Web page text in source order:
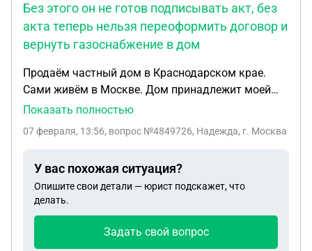
Без этого он не готов подписывать акт, без
акта теперь нельзя переоформить договор и
вернуть газоснабжение в дом
Продаём частный дом в Краснодарском крае.
Сами живём в Москве. Дом принадлежит моей
матери (основание - договор дарения от покойной
нескольких улицах случилась авария, каким то
проживает, газовая служба перекрыла нам газ.
Теперь, чтобы его включить, необходимо
переделать договор обслуживания на нового
прочего, год назад, когда сломался котёл, его
Показать полностью
07 февраля, 13:56, вопрос №4849726, Надежда, г. Москва
У вас похожая ситуация?
Опишите свои детали — юрист подскажет, что
делать.
Задать свой вопрос